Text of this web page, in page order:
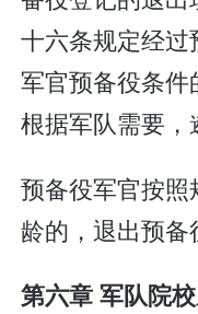
十六条规定经
军官预备役条
根据军队需要，
预备役军官按
龄的，退出预备
第六章 军队院